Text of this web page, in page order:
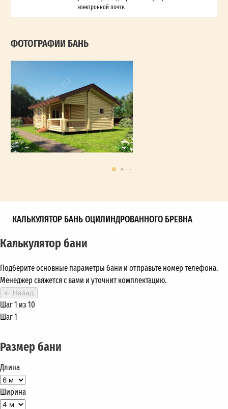
электронной почте.
ФОТОГРАФИИ БАНЬ
КАЛЬКУЛЯТОР БАНЬ ОЦИЛИНДРОВАННОГО БРЕВНА
Калькулятор бани
Подберите основные параметры бани и отправьте номер телефона.
Менеджер свяжется с вами и уточнит комплектацию.
← Назад
Шаг 1 из 10
Шаг 1
Размер бани
Длина
Ширина